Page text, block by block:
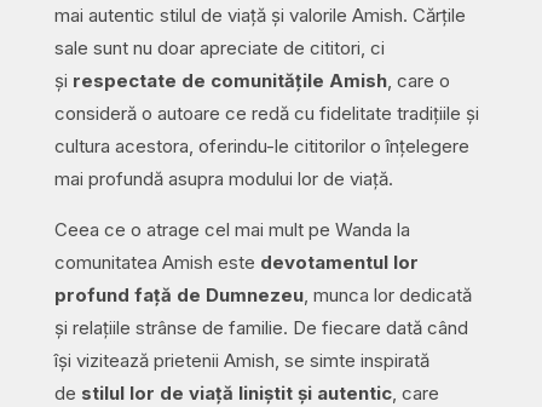
mai autentic stilul de viață și valorile Amish. Cărțile
sale sunt nu doar apreciate de cititori, ci
și respectate de comunitățile Amish, care o
consideră o autoare ce redă cu fidelitate tradițiile și
cultura acestora, oferindu-le cititorilor o înțelegere
mai profundă asupra modului lor de viață.
Ceea ce o atrage cel mai mult pe Wanda la
comunitatea Amish este devotamentul lor
profund față de Dumnezeu, munca lor dedicată
și relațiile strânse de familie. De fiecare dată când
își vizitează prietenii Amish, se simte inspirată
de stilul lor de viață liniștit și autentic, care